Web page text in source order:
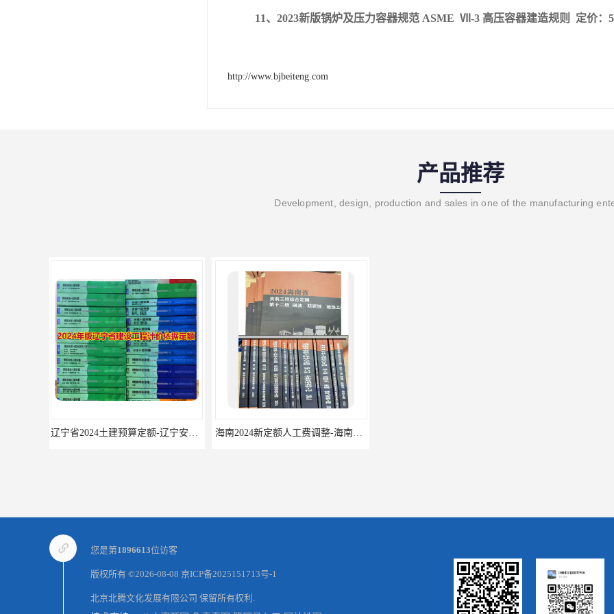
11、2023新版锅炉及压力容器规范 ASME Ⅶ-3 高压容器建造规则 定价：
http://www.bjbeiteng.com
产品推荐
Development, design, production and sales in one of the manufacturing
海南2024新定额人工费调整-海南2024版安装定额-海南2024房屋建筑定额-海南定额 辽宁省2024土建预算定额-辽宁安装预算定额-辽宁通风空调安装定额
您是第1896613位访客
版权所有 ©2026-08-08 京ICP备2025151713号-1
北京北腾文化发展有限公司 保留所有权利.